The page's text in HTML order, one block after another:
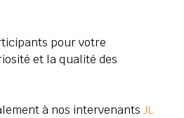
pour votre
et la qualité des
à nos intervenants JL